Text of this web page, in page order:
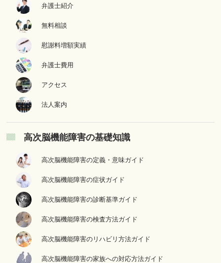
弁護士紹介
無料相談
慰謝料増額実績
弁護士費用
アクセス
法人案内
高次脳機能障害の基礎知識
高次脳機能障害の定義・意味ガイド
高次脳機能障害の症状ガイド
高次脳機能障害の診断基準ガイド
高次脳機能障害の検査方法ガイド
高次脳機能障害のリハビリ方法ガイド
高次脳機能障害の家族への対応方法ガイド